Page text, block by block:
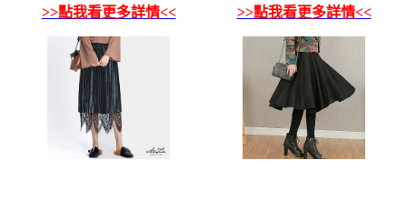
>>點我看更多詳情<< >>點我看更多詳情<<